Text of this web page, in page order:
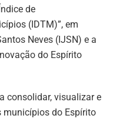
de
(IDTM)”, em
Neves (IJSN) e a
do Espírito
consolidar, visualizar e
municípios do Espírito